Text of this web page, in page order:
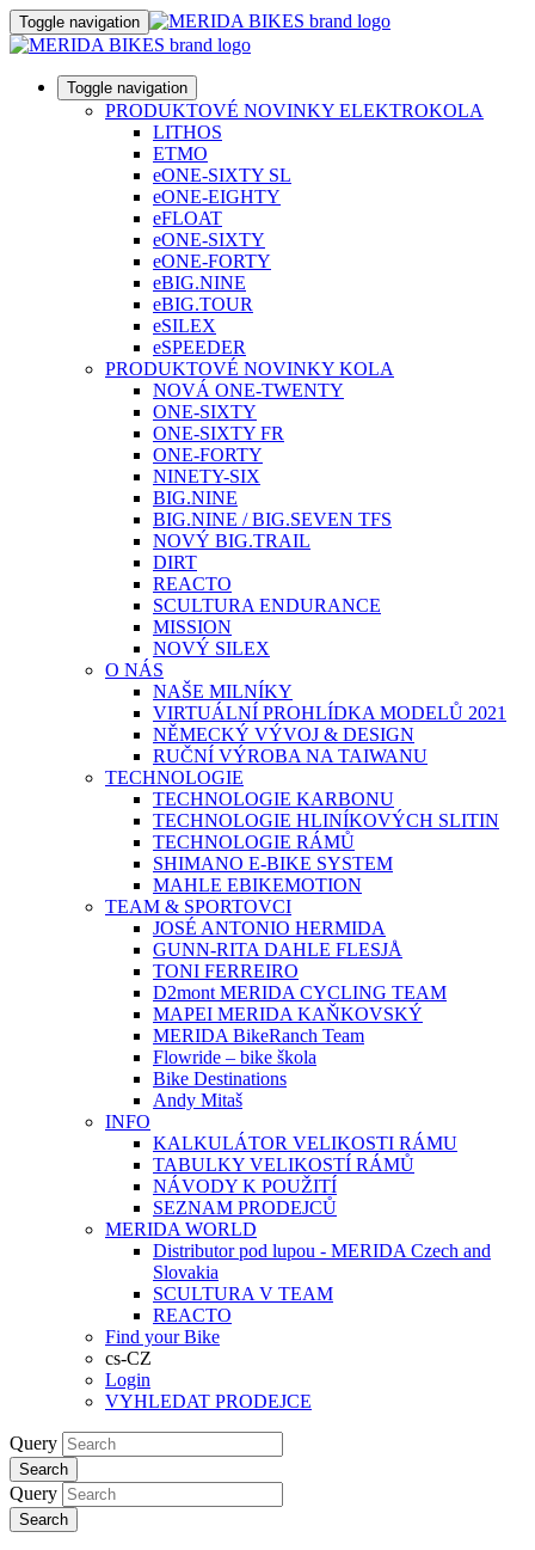
Toggle navigation
Toggle navigation
PRODUKTOVÉ NOVINKY ELEKTROKOLA
LITHOS
ETMO
eONE-SIXTY SL
eONE-EIGHTY
eFLOAT
eONE-SIXTY
eONE-FORTY
eBIG.NINE
eBIG.TOUR
eSILEX
eSPEEDER
PRODUKTOVÉ NOVINKY KOLA
NOVÁ ONE-TWENTY
ONE-SIXTY
ONE-SIXTY FR
ONE-FORTY
NINETY-SIX
BIG.NINE
BIG.NINE / BIG.SEVEN TFS
NOVÝ BIG.TRAIL
DIRT
REACTO
SCULTURA ENDURANCE
MISSION
NOVÝ SILEX
O NÁS
NAŠE MILNÍKY
VIRTUÁLNÍ PROHLÍDKA MODELŮ 2021
NĚMECKÝ VÝVOJ & DESIGN
RUČNÍ VÝROBA NA TAIWANU
TECHNOLOGIE
TECHNOLOGIE KARBONU
TECHNOLOGIE HLINÍKOVÝCH SLITIN
TECHNOLOGIE RÁMŮ
SHIMANO E-BIKE SYSTEM
MAHLE EBIKEMOTION
TEAM & SPORTOVCI
JOSÉ ANTONIO HERMIDA
GUNN-RITA DAHLE FLESJÅ
TONI FERREIRO
D2mont MERIDA CYCLING TEAM
MAPEI MERIDA KAŇKOVSKÝ
MERIDA BikeRanch Team
Flowride – bike škola
Bike Destinations
Andy Mitaš
INFO
KALKULÁTOR VELIKOSTI RÁMU
TABULKY VELIKOSTÍ RÁMŮ
NÁVODY K POUŽITÍ
SEZNAM PRODEJCŮ
MERIDA WORLD
Distributor pod lupou - MERIDA Czech and
Slovakia
SCULTURA V TEAM
REACTO
Find your Bike
cs-CZ
Login
VYHLEDAT PRODEJCE
Query
Search
Query
Search